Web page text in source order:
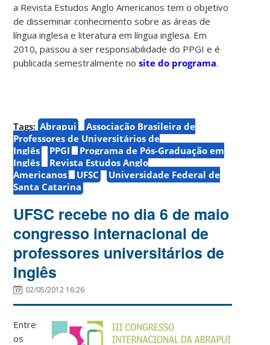
a Revista Estudos Anglo Americanos tem o objetivo
de disseminar conhecimento sobre as áreas de
língua inglesa e literatura em língua inglesa. Em
2010, passou a ser responsabilidade do PPGI e é
publicada semestralmente nosite do programa.
Tags: Abrapui
Associação Brasileira de
Professores de Universitários de
Inglês
PPGI
Programa de Pós-Graduação em
Inglês
Revista Estudos Anglo
Americanos
UFSC
Universidade Federal de
Santa Catarina
UFSC recebe no dia 6 de maio
congresso internacional de
professores universitários de
Inglês
02/05/2012 16:26
Entre
os